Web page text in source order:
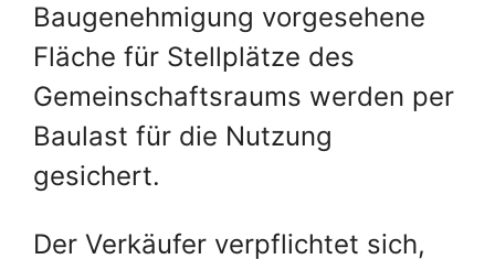
Baugenehmigung vorgesehene
Fläche für Stellplätze des
Gemeinschaftsraums werden per
Baulast für die Nutzung
gesichert.
Der Verkäufer verpflichtet sich,